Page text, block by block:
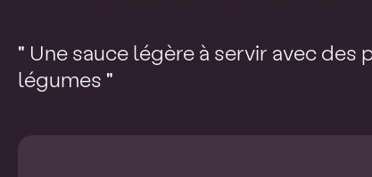
" Une sauce légère à servir avec
légumes "